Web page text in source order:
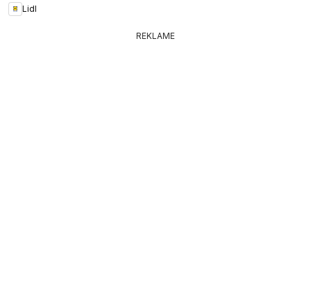
Lidl
REKLAME